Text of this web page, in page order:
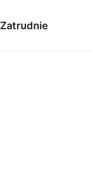
Zatrudnie